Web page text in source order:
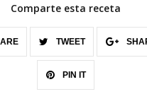
Comparte esta receta
TWEET
PIN IT